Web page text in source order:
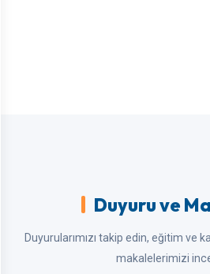
Duyuru ve
Duyurularımızı takip edin, eğitim ve
makalelerimizi